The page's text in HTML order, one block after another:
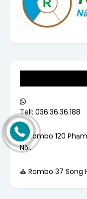
Tell: 036.36.36.188
⛪ Rambo 120
Nội.
⛪ Rambo 37 Song